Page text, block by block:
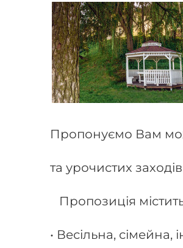
Пропонуємо Вам
та урочистих
Пропозиція
• Весільна, сімейна,